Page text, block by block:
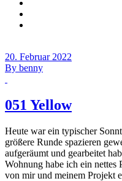
20. Februar 2022
By benny
051 Yellow
Heute war ein typischer
größere Runde spazieren
aufgeräumt und gearbeitet
Wohnung habe ich ein
von mir und meinem Projekt